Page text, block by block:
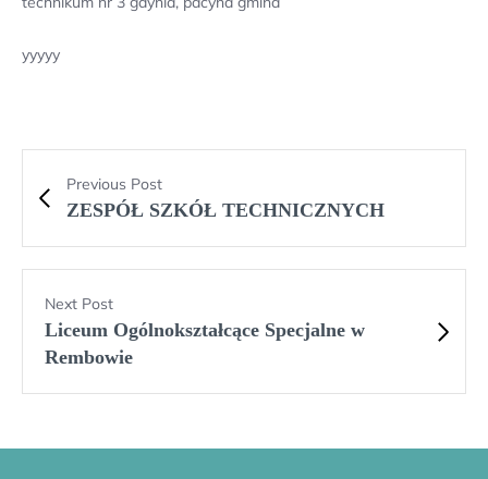
yyyyy
Previous Post
ZESPÓŁ SZKÓŁ TECHNICZNYCH
Next Post
Liceum Ogólnokształcące Specjalne w
Rembowie